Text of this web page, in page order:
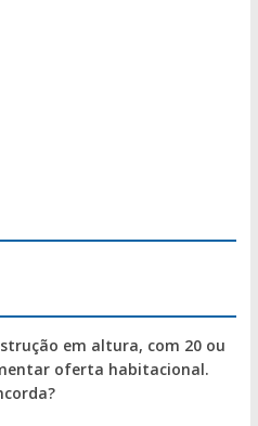
em altura, com 20 ou
oferta habitacional.